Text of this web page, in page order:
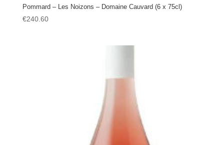
Pommard – Les Noizons – Domaine Cauvard (6 x 75cl)
€240.60